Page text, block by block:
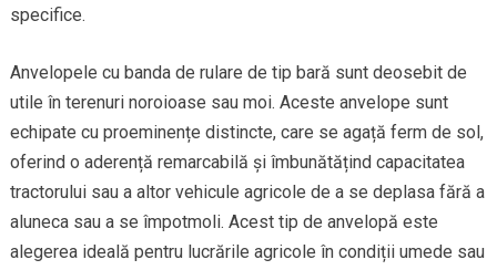
specifice.
Anvelopele cu banda de rulare de tip bară sunt deosebit de
utile în terenuri noroioase sau moi. Aceste anvelope sunt
echipate cu proeminențe distincte, care se agață ferm de sol,
oferind o aderență remarcabilă și îmbunătățind capacitatea
tractorului sau a altor vehicule agricole de a se deplasa fără a
aluneca sau a se împotmoli. Acest tip de anvelopă este
alegerea ideală pentru lucrările agricole în condiții umede sau